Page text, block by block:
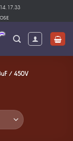
/ 450V